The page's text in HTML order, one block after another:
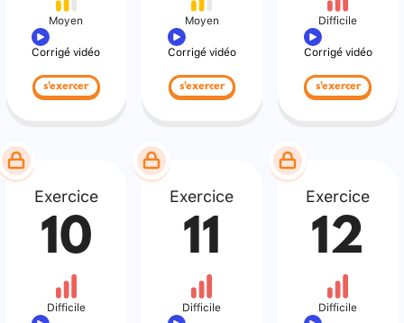
Moyen
Corrigé vidéo
s'exercer
Moyen
Corrigé vidéo
s'exercer
Difficile
Corrigé vidéo
s'exercer
Exercice
10
Difficile
Exercice
11
Difficile
Exercice
12
Difficile